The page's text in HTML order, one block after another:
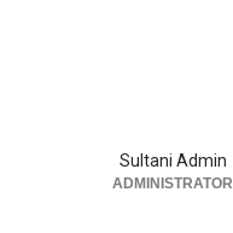
Sultani Admin
ADMINISTRATOR